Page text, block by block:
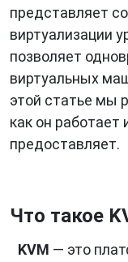
представляет
виртуализации
позволяет
виртуальных
этой статье мы
как он работает
предоставляет.
Что такое
KVM — это